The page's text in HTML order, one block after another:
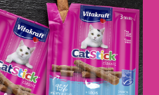
Cat Stick
®
a játry
Cat Stick
®
králíkem
Cat Stick
®
obecnou